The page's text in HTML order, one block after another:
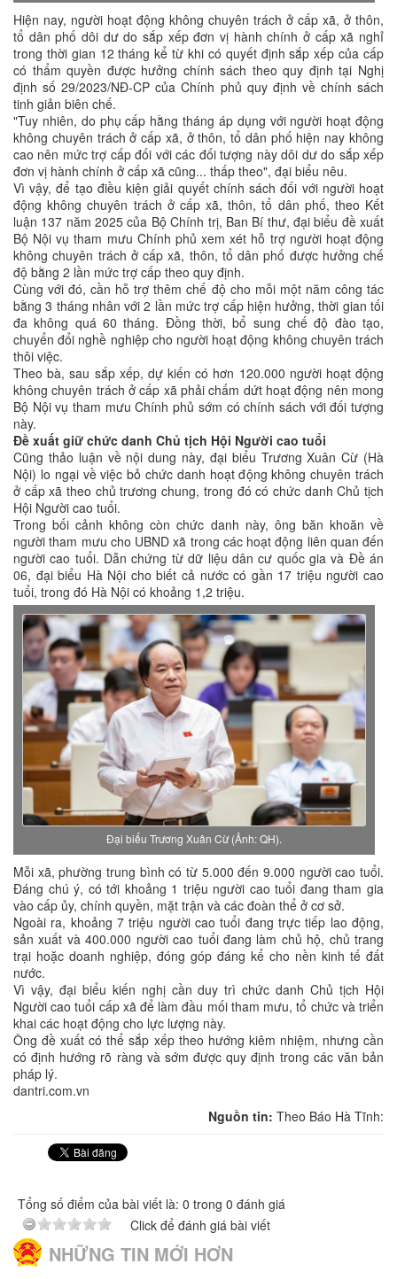
Hiện nay, người hoạt động không chuyên trách ở cấp xã, ở thôn,
tổ dân phố dôi dư do sắp xếp đơn vị hành chính ở cấp xã nghỉ
trong thời gian 12 tháng kể từ khi có quyết định sắp xếp của cấp
có thẩm quyền được hưởng chính sách theo quy định tại Nghị
định số 29/2023/NĐ-CP của Chính phủ quy định về chính sách
tinh giản biên chế.
"Tuy nhiên, do phụ cấp hằng tháng áp dụng với người hoạt động
không chuyên trách ở cấp xã, ở thôn, tổ dân phố hiện nay không
cao nên mức trợ cấp đối với các đối tượng này dôi dư do sắp xếp
đơn vị hành chính ở cấp xã cũng... thấp theo", đại biểu nêu.
Vì vậy, để tạo điều kiện giải quyết chính sách đối với người hoạt
động không chuyên trách ở cấp xã, thôn, tổ dân phố, theo Kết
luận 137 năm 2025 của Bộ Chính trị, Ban Bí thư, đại biểu đề xuất
Bộ Nội vụ tham mưu Chính phủ xem xét hỗ trợ người hoạt động
không chuyên trách ở cấp xã, thôn, tổ dân phố được hưởng chế
độ bằng 2 lần mức trợ cấp theo quy định.
Cùng với đó, cần hỗ trợ thêm chế độ cho mỗi một năm công tác
bằng 3 tháng nhân với 2 lần mức trợ cấp hiện hưởng, thời gian tối
đa không quá 60 tháng. Đồng thời, bổ sung chế độ đào tạo,
chuyển đổi nghề nghiệp cho người hoạt động không chuyên trách
thôi việc.
Theo bà, sau sắp xếp, dự kiến có hơn 120.000 người hoạt động
không chuyên trách ở cấp xã phải chấm dứt hoạt động nên mong
Bộ Nội vụ tham mưu Chính phủ sớm có chính sách với đối tượng
này.
Đề xuất giữ chức danh Chủ tịch Hội Người cao tuổi
Cũng thảo luận về nội dung này, đại biểu Trương Xuân Cừ (Hà
Nội) lo ngại về việc bỏ chức danh hoạt động không chuyên trách
ở cấp xã theo chủ trương chung, trong đó có chức danh Chủ tịch
Hội Người cao tuổi.
Trong bối cảnh không còn chức danh này, ông băn khoăn về
người tham mưu cho UBND xã trong các hoạt động liên quan đến
người cao tuổi. Dẫn chứng từ dữ liệu dân cư quốc gia và Đề án
06, đại biểu Hà Nội cho biết cả nước có gần 17 triệu người cao
tuổi, trong đó Hà Nội có khoảng 1,2 triệu.
Đại biểu Trương Xuân Cừ (Ảnh: QH).
Mỗi xã, phường trung bình có từ 5.000 đến 9.000 người cao tuổi.
Đáng chú ý, có tới khoảng 1 triệu người cao tuổi đang tham gia
vào cấp ủy, chính quyền, mặt trận và các đoàn thể ở cơ sở.
Ngoài ra, khoảng 7 triệu người cao tuổi đang trực tiếp lao động,
sản xuất và 400.000 người cao tuổi đang làm chủ hộ, chủ trang
trại hoặc doanh nghiệp, đóng góp đáng kể cho nền kinh tế đất
nước.
Vì vậy, đại biểu kiến nghị cần duy trì chức danh Chủ tịch Hội
Người cao tuổi cấp xã để làm đầu mối tham mưu, tổ chức và triển
khai các hoạt động cho lực lượng này.
Ông đề xuất có thể sắp xếp theo hướng kiêm nhiệm, nhưng cần
có định hướng rõ ràng và sớm được quy định trong các văn bản
pháp lý.
dantri.com.vn
Nguồn tin: Theo Báo Hà Tĩnh:
Tổng số điểm của bài viết là: 0 trong 0 đánh giá
Click để đánh giá bài viết
NHỮNG TIN MỚI HƠN